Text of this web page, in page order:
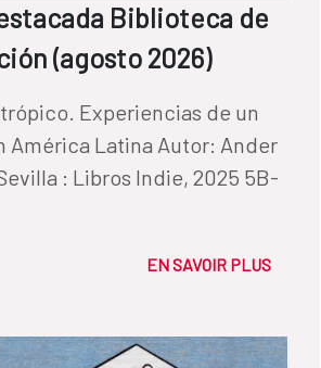
Biblioteca de
(agosto 2026)
Experiencias de un
Latina Autor: Ander
: Libros Indie, 2025 5B-
EN SAVOIR PLUS